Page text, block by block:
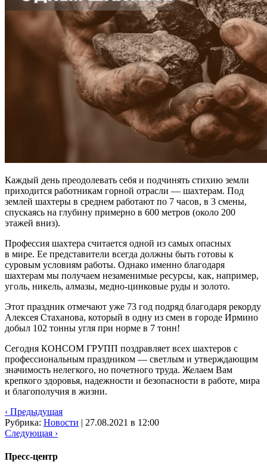
Каждый день преодолевать себя и подчинять стихию земли
приходится работникам горной отрасли — шахтерам. Под
землей шахтеры в среднем работают по 7 часов, в 3 смены,
спускаясь на глубину примерно в 600 метров (около 200
этажей вниз).
Профессия шахтера считается одной из самых опасных
в мире. Ее представители всегда должны быть готовы к
суровым условиям работы. Однако именно благодаря
шахтерам мы получаем незаменимые ресурсы, как, например,
уголь, никель, алмазы, медно-цинковые руды и золото.
Этот праздник отмечают уже 73 год подряд благодаря рекорду
Алексея Стаханова, который в одну из смен в городе Ирмино
добыл 102 тонны угля при норме в 7 тонн!
Сегодня КОНСОМ ГРУПП поздравляет всех шахтеров с
профессиональным праздником — светлым и утверждающим
значимость нелегкого, но почетного труда. Желаем Вам
крепкого здоровья, надежности и безопасности в работе, мира
и благополучия в жизни.
‹ Предыдущая
Рубрика: Новости | 27.08.2021 в 12:00
Следующая ›
Пресс-центр